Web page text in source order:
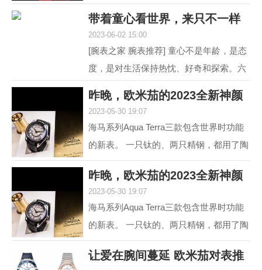
协主席刘国梁的手中接过了复刻圣勃莱德
杯，这是对他从2015...
带着童心看世界，来只不一样
2023-06-02 15:00
[腕表之家 腕表推荐] 童心不是年龄，是态
度，是对生活保持热忱、好奇和探索。六
茄彩色盘面腕表，...
昨晚，欧米茄的2023全新神颜
2023-05-30 19:07
海马系列Aqua Terra三款包含世界时功能
的新表。 一只钛的、两只精钢，都用了陶
瓷圈儿。 世界时以海马加身，是为强调运
动属性。约定俗成...
昨晚，欧米茄的2023全新神颜
2023-05-30 19:07
海马系列Aqua Terra三款包含世界时功能
的新表。 一只钛的、两只精钢，都用了陶
瓷圈儿。 世界时以海马加身，是为强调运
动属性。约定俗成...
让爱在腕间蔓延 欧米茄对表推